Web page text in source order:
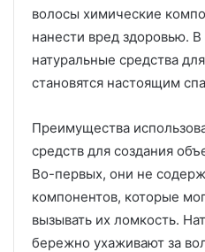
волосы химические
нанести вред здоровью. В
натуральные средства
становятся настоящим
Преимущества
средств для создания
Во-первых, они не
компонентов, которые
вызывать их ломкость.
бережно ухаживают за